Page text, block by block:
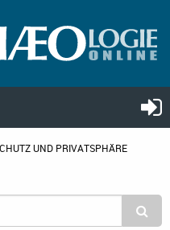
UND PRIVATSPHÄRE